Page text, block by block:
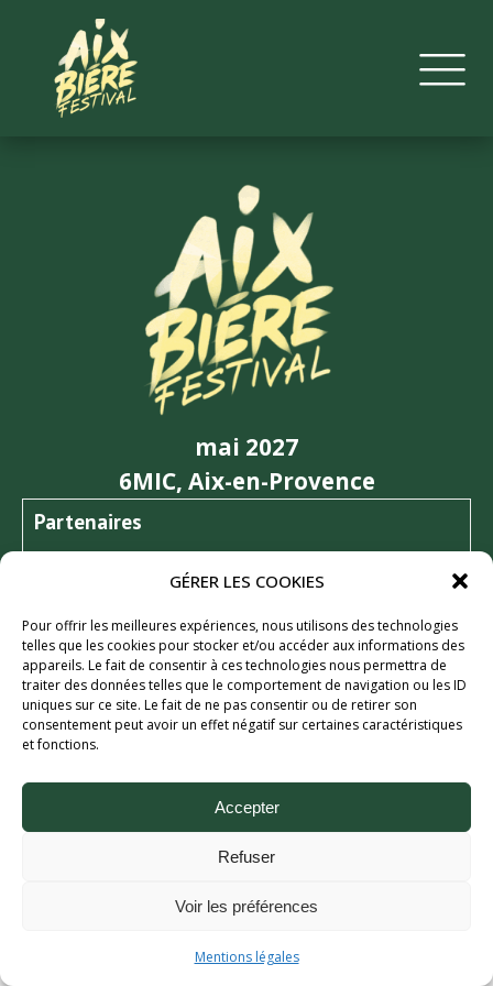
GÉRER LES COOKIES
Pour offrir les meilleures expériences, nous utilisons des technologies
telles que les cookies pour stocker et/ou accéder aux informations des
appareils. Le fait de consentir à ces technologies nous permettra de
traiter des données telles que le comportement de navigation ou les ID
uniques sur ce site. Le fait de ne pas consentir ou de retirer son
consentement peut avoir un effet négatif sur certaines caractéristiques
et fonctions.
Accepter
Refuser
Voir les préférences
Mentions légales
mai 2027
6MIC, Aix-en-Provence
Partenaires
Mentions légales.